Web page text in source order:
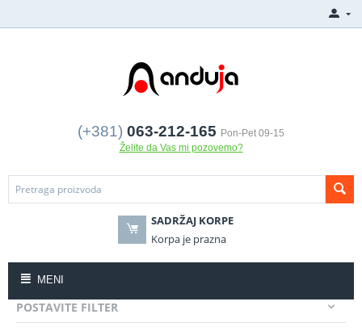
(+381) 063-212-165 Pon-Pet 09-15
Želite da Vas mi pozovemo?
SADRŽAJ KORPE
Korpa je prazna
MENI
POSTAVITE FILTER